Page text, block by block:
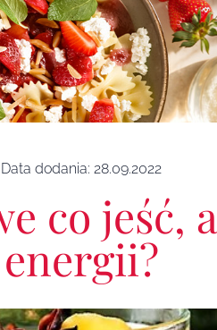
Data dodania: 28.09.2022
co jeść,
energii?